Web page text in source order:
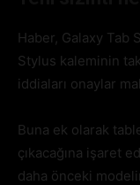
Haber, Galaxy Tab
Stylus kaleminin
iddiaları onaylar
Buna ek olarak
çıkacağına işaret
daha önceki